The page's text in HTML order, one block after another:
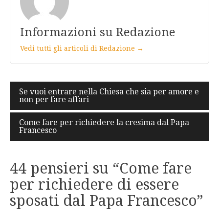
Informazioni su Redazione
Vedi tutti gli articoli di Redazione →
Navigazione
articoli
Se vuoi entrare nella Chiesa che sia per amore e
non per fare affari
Come fare per richiedere la cresima dal Papa
Francesco
44 pensieri su “Come fare
per richiedere di essere
sposati dal Papa Francesco”